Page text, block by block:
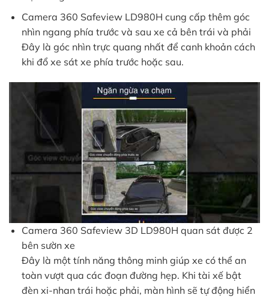
Camera 360 Safeview LD980H cung cấp thêm góc
nhìn ngang phía trước và sau xe cả bên trái và phải
Đây là góc nhìn trực quang nhất để canh khoản cách
khi đổ xe sát xe phía trước hoặc sau.
Camera 360 Safeview 3D LD980H quan sát được 2
bên sườn xe
Đây là một tính năng thông minh giúp xe có thể an
toàn vượt qua các đoạn đường hẹp. Khi tài xế bật
đèn xi-nhan trái hoặc phải, màn hình sẽ tự động hiển